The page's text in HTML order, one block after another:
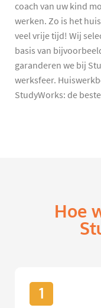
coach van uw kind
werken. Zo is het
veel vrije tijd! Wij
basis van
garanderen we bij
werksfeer.
StudyWorks: de
Hoe
1